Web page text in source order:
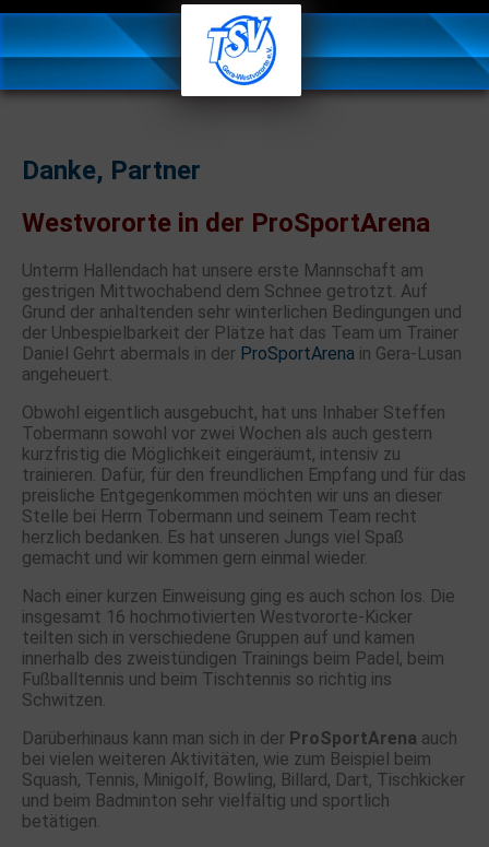
Danke, Partner
Westvororte in der ProSportArena
Unterm Hallendach hat unsere erste Mannschaft am
gestrigen Mittwochabend dem Schnee getrotzt. Auf
Grund der anhaltenden sehr winterlichen Bedingungen und
der Unbespielbarkeit der Plätze hat das Team um Trainer
Daniel Gehrt abermals in der ProSportArena in Gera-Lusan
angeheuert.
Obwohl eigentlich ausgebucht, hat uns Inhaber Steffen
Tobermann sowohl vor zwei Wochen als auch gestern
kurzfristig die Möglichkeit eingeräumt, intensiv zu
trainieren. Dafür, für den freundlichen Empfang und für das
preisliche Entgegenkommen möchten wir uns an dieser
Stelle bei Herrn Tobermann und seinem Team recht
herzlich bedanken. Es hat unseren Jungs viel Spaß
gemacht und wir kommen gern einmal wieder.
Nach einer kurzen Einweisung ging es auch schon los. Die
insgesamt 16 hochmotivierten Westvororte-Kicker
teilten sich in verschiedene Gruppen auf und kamen
innerhalb des zweistündigen Trainings beim Padel, beim
Fußballtennis und beim Tischtennis so richtig ins
Schwitzen.
Darüberhinaus kann man sich in der ProSportArena auch
bei vielen weiteren Aktivitäten, wie zum Beispiel beim
Squash, Tennis, Minigolf, Bowling, Billard, Dart, Tischkicker
und beim Badminton sehr vielfältig und sportlich
betätigen.